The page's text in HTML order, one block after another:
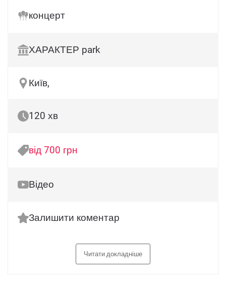
концерт
ХАРАКТЕР park
Київ,
120 хв
від 700 грн
Відео
Залишити коментар
Читати докладніше